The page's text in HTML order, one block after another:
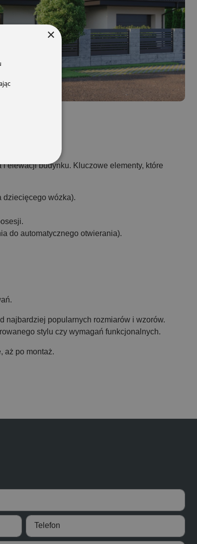
elewacji budynku. Kluczowe elementy, które
dziecięcego wózka).
do automatycznego otwierania).
najbardziej popularnych rozmiarów i wzorów.
stylu czy wymagań funkcjonalnych.
aż po montaż.
Telefon
×